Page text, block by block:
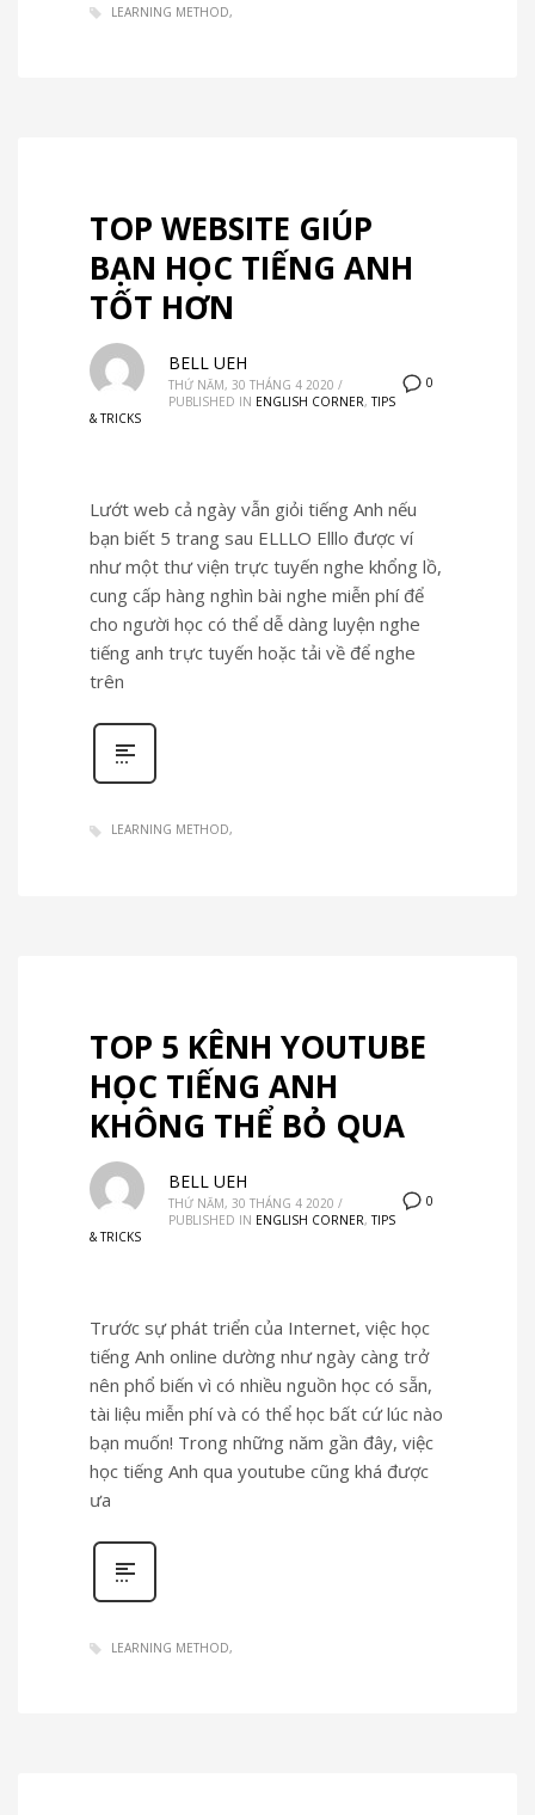
LEARNING METHOD
TOP WEBSITE GIÚP
BẠN HỌC TIẾNG ANH
TỐT HƠN
0
BELL UEH
THỨ NĂM, 30 THÁNG 4 2020 /
PUBLISHED IN ENGLISH CORNER,TIPS
& TRICKS
Lướt web cả ngày vẫn giỏi tiếng Anh nếu
bạn biết 5 trang sau ELLLO Elllo được ví
như một thư viện trực tuyến nghe khổng lồ,
cung cấp hàng nghìn bài nghe miễn phí để
cho người học có thể dễ dàng luyện nghe
tiếng anh trực tuyến hoặc tải về để nghe
trên
LEARNING METHOD
TOP 5 KÊNH YOUTUBE
HỌC TIẾNG ANH
KHÔNG THỂ BỎ QUA
0
BELL UEH
THỨ NĂM, 30 THÁNG 4 2020 /
PUBLISHED IN ENGLISH CORNER,TIPS
& TRICKS
Trước sự phát triển của Internet, việc học
tiếng Anh online dường như ngày càng trở
nên phổ biến vì có nhiều nguồn học có sẵn,
tài liệu miễn phí và có thể học bất cứ lúc nào
bạn muốn! Trong những năm gần đây, việc
học tiếng Anh qua youtube cũng khá được
ưa
LEARNING METHOD